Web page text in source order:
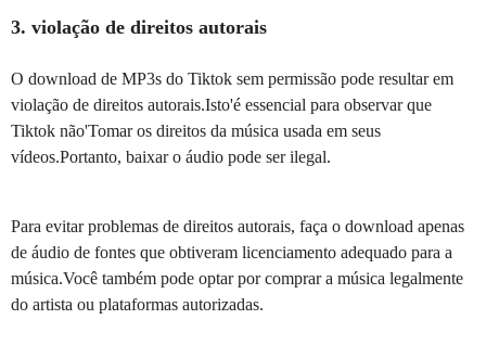
3. violação de direitos autorais
O download de MP3s do Tiktok sem permissão pode resultar em
violação de direitos autorais.Isto'é essencial para observar que
Tiktok não'Tomar os direitos da música usada em seus
vídeos.Portanto, baixar o áudio pode ser ilegal.
Para evitar problemas de direitos autorais, faça o download apenas
de áudio de fontes que obtiveram licenciamento adequado para a
música.Você também pode optar por comprar a música legalmente
do artista ou plataformas autorizadas.